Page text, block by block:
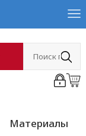
Материалы